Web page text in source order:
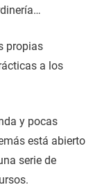
propias
a los
y pocas
está abierto
serie de